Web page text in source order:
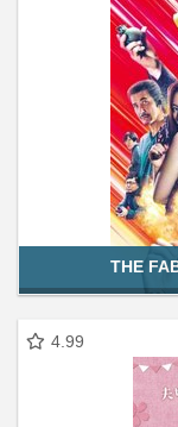
THE
4.99